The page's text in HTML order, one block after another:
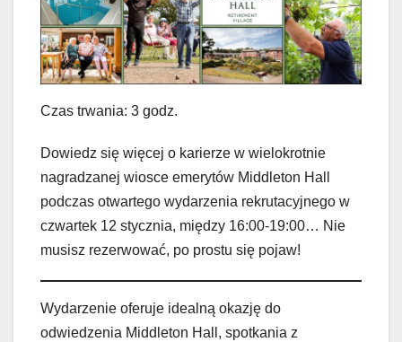
Czas trwania: 3 godz.
Dowiedz się więcej o karierze w wielokrotnie
nagradzanej wiosce emerytów Middleton Hall
podczas otwartego wydarzenia rekrutacyjnego w
czwartek 12 stycznia, między 16:00-19:00… Nie
musisz rezerwować, po prostu się pojaw!
Wydarzenie oferuje idealną okazję do
odwiedzenia Middleton Hall, spotkania z